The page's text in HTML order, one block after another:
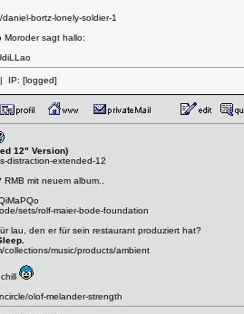
bortz-lonely-soldier-1
Moroder sagt hallo:
| IP: [logged]
12" Version)
distraction-extended-12
mit neuem album..
sets/rolf-maier-bode-foundation
lau, den er für sein restaurant produziert hat?
music/products/ambient
olof-melander-strength